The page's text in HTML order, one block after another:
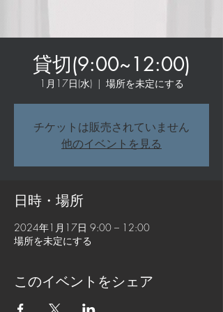
貸切(9:00~12:00)
1月17日(水)
  |
場所を未定にする
チケットは販売されていません
他のイベントを見る
日時・場所
2024年1月17日 9:00 – 12:00
場所を未定にする
このイベントをシェア